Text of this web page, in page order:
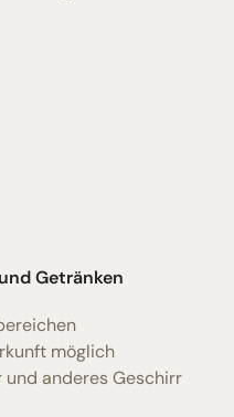
Getränken
möglich
und anderes Geschirr